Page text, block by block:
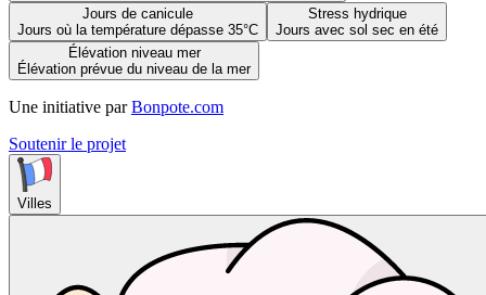
Jours de canicule
Jours où la température dépasse 35°C
Stress hydrique
Jours avec sol sec en été
Élévation niveau mer
Élévation prévue du niveau de la mer
Une initiative par Bonpote.com
Soutenir le projet
Villes